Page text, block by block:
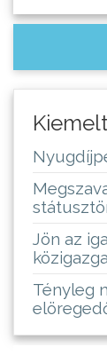
Jön az
Tényleg